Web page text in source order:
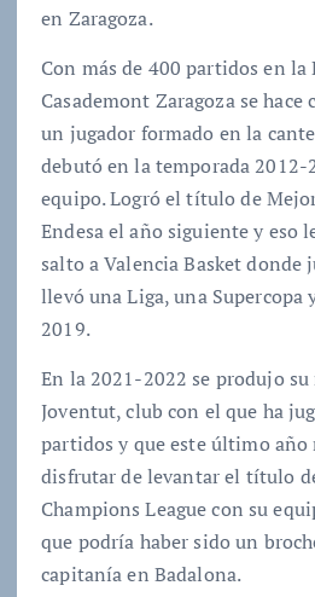
en Zaragoza.
Con más de 400 partidos en la
Casademont Zaragoza se
un jugador formado en la
debutó en la temporada
equipo. Logró el título de
Endesa el año siguiente y eso
salto a Valencia Basket donde
llevó una Liga, una Supercopa
2019.
En la 2021-2022 se produjo su
Joventut, club con el que ha
partidos y que este último año
disfrutar de levantar el título
Champions League con su
que podría haber sido un
capitanía en Badalona.